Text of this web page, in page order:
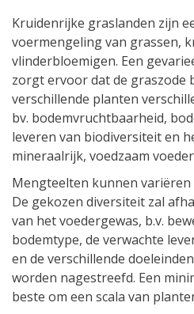
Kruidenrijke graslanden zijn
voermengeling van grassen,
vlinderbloemigen. Een
zorgt ervoor dat de graszode
verschillende planten
bv. bodemvruchtbaarheid,
leveren van biodiversiteit en
mineraalrijk, voedzaam
Mengteelten kunnen
De gekozen diversiteit zal
van het voedergewas, b.v.
bodemtype, de verwachte
en de verschillende
worden nagestreefd. Een
beste om een scala van